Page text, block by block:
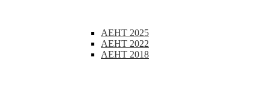
AEHT 2025
AEHT 2022
AEHT 2018